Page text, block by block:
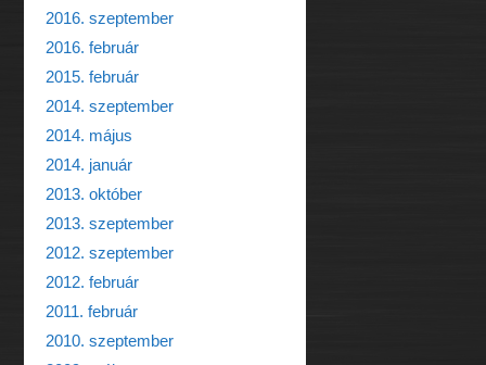
2016. szeptember
2016. február
2015. február
2014. szeptember
2014. május
2014. január
2013. október
2013. szeptember
2012. szeptember
2012. február
2011. február
2010. szeptember